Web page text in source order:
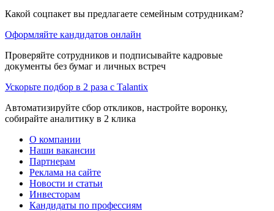
Какой соцпакет вы предлагаете семейным сотрудникам?
Оформляйте кандидатов онлайн
Проверяйте сотрудников и подписывайте кадровые
документы без бумаг и личных встреч
Ускорьте подбор в 2 раза с Talantix
Автоматизируйте сбор откликов, настройте воронку,
собирайте аналитику в 2 клика
О компании
Наши вакансии
Партнерам
Реклама на сайте
Новости и статьи
Инвесторам
Кандидаты по профессиям